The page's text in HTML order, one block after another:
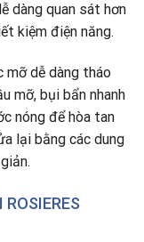
dàng quan sát hơn
kiệm điện năng.
mỡ dễ dàng tháo
mỡ, bụi bẩn nhanh
nóng để hòa tan
lại bằng các dung
ROSIERES